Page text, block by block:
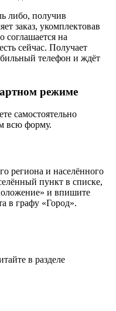
либо, получив
заказ, укомплектовав
на
сейчас. Получает
телефон и ждёт
режиме
самостоятельно
всю форму.
региона и населённого
пункт в списке,
и впишите
в графу «Город».
в разделе